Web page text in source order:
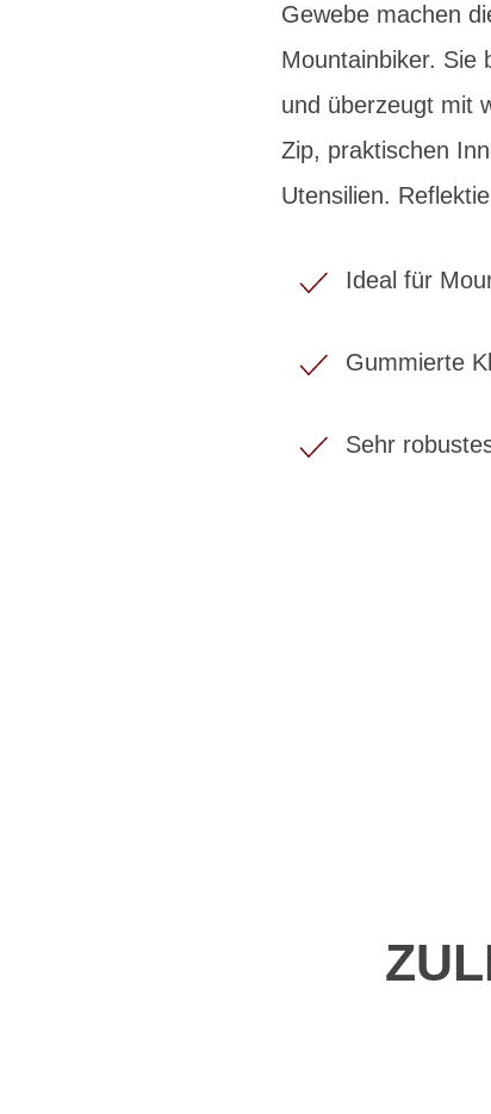
Gewebe machen
Mountainbiker. Sie
und überzeugt mit
Zip, praktischen
Utensilien.
Ideal für
Gummierte
Sehr